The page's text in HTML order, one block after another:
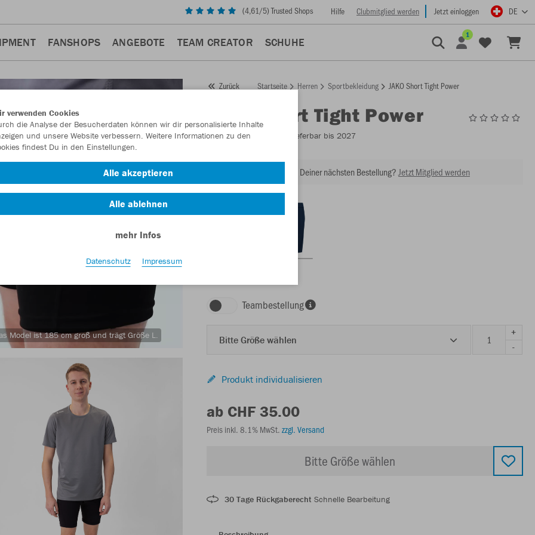
(4,61/5) Trusted Shops Hilfe Clubmitglied werden Jetzt einloggen DE
FANSHOPS ANGEBOTE TEAM CREATOR SCHUHE
1
Model ist 185 cm groß und trägt Größe L.
Zurück Startseite Herren Sportbekleidung JAKO Short Tight Power
Short Tight Power
Artikelnummer: - Lieferbar bis 2027
Lust auf 30% Rabatt bei Deiner nächsten Bestellung? Jetzt Mitglied werden
Teambestellung
Bitte Größe wählen
+
-
Produkt individualisieren
ab CHF 35.00
Preis inkl. 8.1% MwSt. zzgl. Versand
Bitte Größe wählen
30 Tage Rückgaberecht Schnelle Bearbeitung
verwenden Cookies
die Analyse der Besucherdaten können wir dir personalisierte Inhalte
und unsere Website verbessern. Weitere Informationen zu den
findest Du in den Einstellungen.
Alle akzeptieren
Alle ablehnen
mehr Infos
Datenschutz Impressum